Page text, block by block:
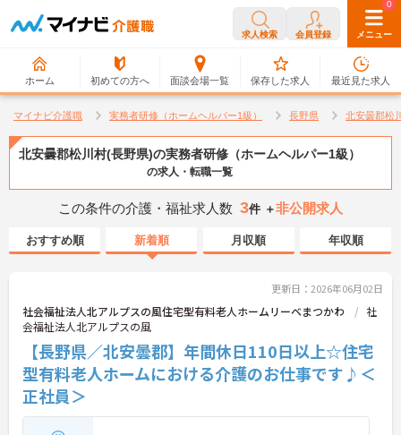
求人検索 会員登録 メニュー
ホーム 初めての方へ 面談会場一覧
0
保存した求人
0
最近見た求人
マイナビ介護職 実務者研修（ホームヘルパー1級） 長野県 北安曇郡松
北安曇郡松川村(長野県)の実務者研修（ホームヘルパー1級）
の求人・転職一覧
この条件の介護・福祉求人数 3件 ＋非公開求人
おすすめ順 新着順 月収順 年収順
更新日：2026年06月02日
社会福祉法人北アルプスの風住宅型有料老人ホームリーベまつかわ
社
会福祉法人北アルプスの風
【長野県／北安曇郡】年間休日110日以上☆住宅
型有料老人ホームにおける介護のお仕事です♪＜
正社員＞